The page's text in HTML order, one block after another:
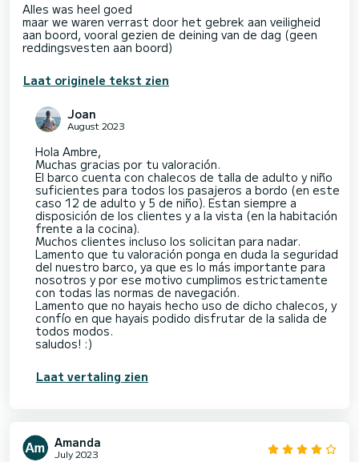
Alles was heel goed
maar we waren verrast door het gebrek aan veiligheid
aan boord, vooral gezien de deining van de dag (geen
Laat originele tekst zien
Joan
August 2023
Hola Ambre,
Muchas gracias por tu valoración.
El barco cuenta con chalecos de talla de adulto y niño
suficientes para todos los pasajeros a bordo (en este
caso 12 de adulto y 5 de niño). Estan siempre a
disposición de los clientes y a la vista (en la habitación
frente a la cocina).
Muchos clientes incluso los solicitan para nadar.
Lamento que tu valoración ponga en duda la seguridad
del nuestro barco, ya que es lo más importante para
nosotros y por ese motivo cumplimos estrictamente
con todas las normas de navegación.
Lamento que no hayais hecho uso de dicho chalecos, y
confío en que hayais podido disfrutar de la salida de
todos modos.
saludos! :)
Laat vertaling zien
Amanda
July 2023